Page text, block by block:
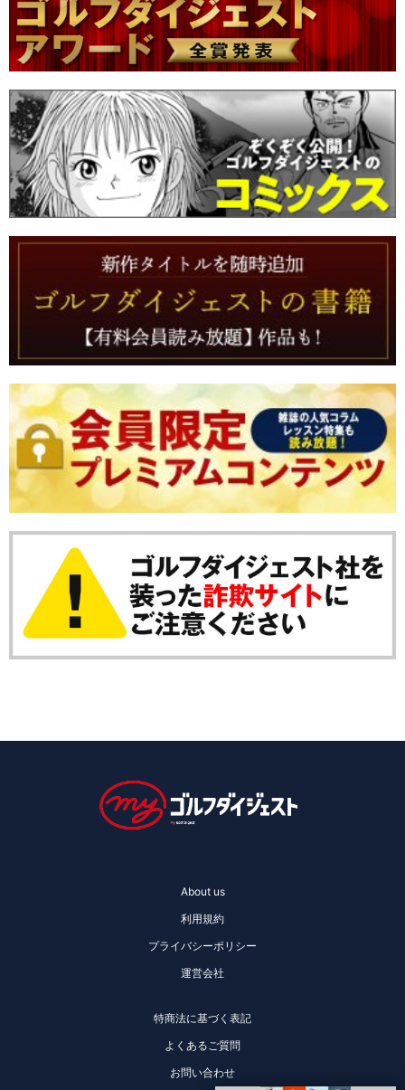
About us
利用規約
プライバシーポリシー
運営会社
特商法に基づく表記
よくあるご質問
お問い合わせ